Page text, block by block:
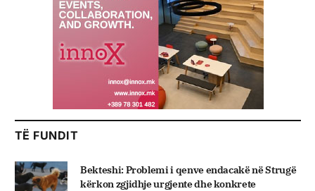
TË FUNDIT
Bekteshi: Problemi i qenve endacakë në Strugë
kërkon zgjidhje urgjente dhe konkrete